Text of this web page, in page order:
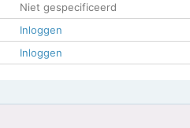
Niet gespecificeerd
Inloggen
Inloggen